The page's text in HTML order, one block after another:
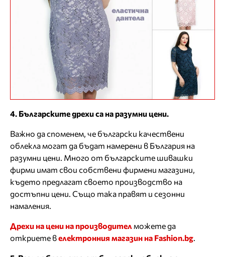
4. Българските дрехи са на разумни цени.
Важно да споменем, че български качествени
облекла могат да бъдат намерени в България на
разумни цени. Много от българските шивашки
фирми имат свои собствени фирмени магазини,
където предлагат своето производство на
достъпни цени. Също така правят и сезонни
намаления.
Дрехи на цени на производител можете да
откриете велектронния магазин на Fashion.bg.